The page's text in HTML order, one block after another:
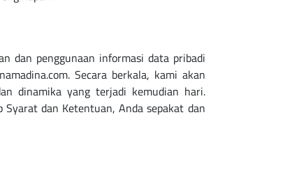
dan penggunaan informasi data pribadi
Secara berkala, kami akan
dinamika yang terjadi kemudian hari.
dan Ketentuan, Anda sepakat dan